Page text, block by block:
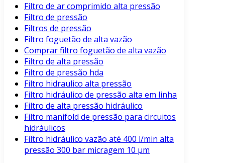
Filtro de ar comprimido alta pressão
Filtro de pressão
Filtros de pressão
Filtro foguetão de alta vazão
Comprar filtro foguetão de alta vazão
Filtro de alta pressão
Filtro de pressão hda
Filtro hidraulico alta pressão
Filtro hidráulico de pressão alta em linha
Filtro de alta pressão hidráulico
Filtro manifold de pressão para circuitos
hidráulicos
Filtro hidráulico vazão até 400 l/min alta
pressão 300 bar micragem 10 μm